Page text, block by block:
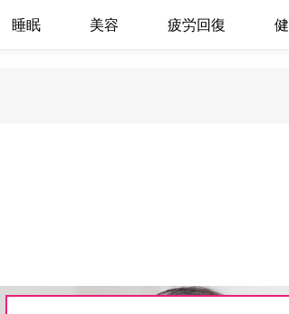
睡眠 美容 疲労回復